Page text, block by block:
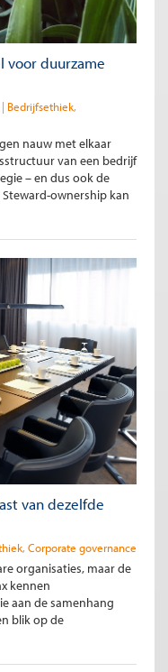
voor duurzame
Bedrijfsethiek
nauw met elkaar
van een bedrijf
– en dus ook de
ownership kan
van dezelfde
Corporate governance
organisaties, maar de
kennen
aan de samenhang
blik op de